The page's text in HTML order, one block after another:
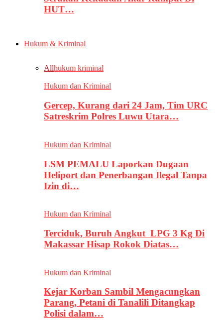
HUT…
Hukum & Kriminal
Allhukum kriminal
Hukum dan Kriminal
Gercep, Kurang dari 24 Jam, Tim URC
Satreskrim Polres Luwu Utara…
Hukum dan Kriminal
LSM PEMALU Laporkan Dugaan
Heliport dan Penerbangan Ilegal Tanpa
Izin di…
Hukum dan Kriminal
Terciduk, Buruh Angkut LPG 3 Kg Di
Makassar Hisap Rokok Diatas…
Hukum dan Kriminal
Kejar Korban Sambil Mengacungkan
Parang, Petani di Tanalili Ditangkap
Polisi dalam…